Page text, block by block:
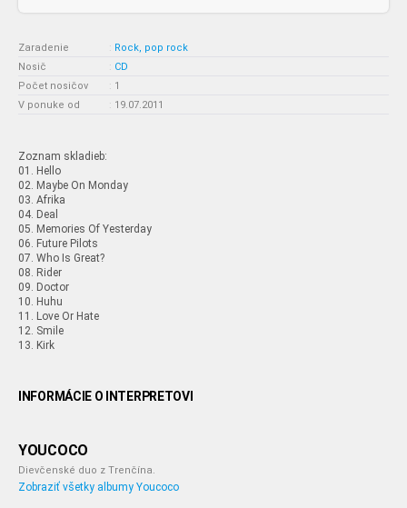
Zaradenie : Rock, pop rock
Nosič
: CD
Počet nosičov
: 1
V ponuke od
: 19.07.2011
Zoznam skladieb:
01. Hello
02. Maybe On Monday
03. Afrika
04. Deal
05. Memories Of Yesterday
06. Future Pilots
07. Who Is Great?
08. Rider
09. Doctor
10. Huhu
11. Love Or Hate
12. Smile
13. Kirk
INFORMÁCIE O INTERPRETOVI
YOUCOCO
Dievčenské duo z Trenčína.
Zobraziť všetky albumy Youcoco